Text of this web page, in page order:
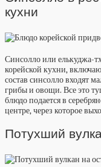
кухни
Синсолло или елькуджа-
корейской кухни,
состав синсолло входят
грибы и овощи. Все это
блюдо подается в
центре, через которое
Потухший